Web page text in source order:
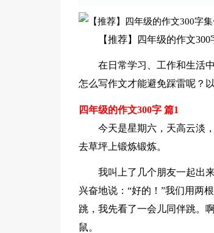
【推荐】四年级的作文
在日常学习、工作和生活
怎么写作文才能避免踩雷呢？
四年级的作文300字 篇1
今天是星期六，天高云淡
去草坪上锻炼锻炼。
我叫上了几个朋友一起出
兴奋地说：“好的！”我们用两
跳，我先看了一会儿同伴跳。
鼠。